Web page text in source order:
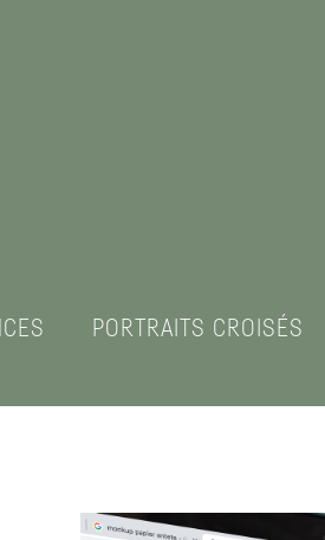
PORTRAITS CROISÉS